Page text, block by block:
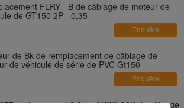
FLRY - B de câblage de moteur de
de GT150 2P - 0,35
Enquête
de Bk de remplacement de câblage de
de véhicule de série de PVC Gt150
Enquête
- 1 lancement 2,2 de TYCO 28P du câblage